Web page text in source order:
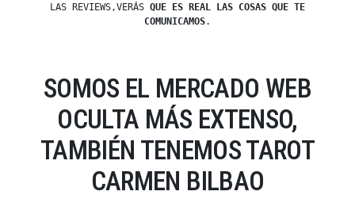
LAS REVIEWS,VERÁS QUE ES REAL LAS COSAS QUE TE
COMUNICAMOS.
SOMOS EL MERCADO WEB
OCULTA MÁS EXTENSO,
TAMBIÉN TENEMOS TAROT
CARMEN BILBAO